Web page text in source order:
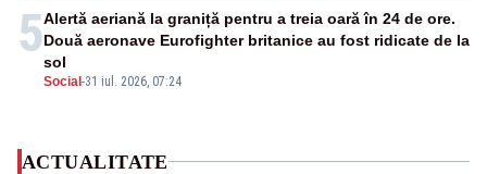
5
Social-31 iul. 2026, 07:24
Alertă aeriană la graniță pentru a treia oară în 24 de ore.
Două aeronave Eurofighter britanice au fost ridicate de la
sol
ACTUALITATE